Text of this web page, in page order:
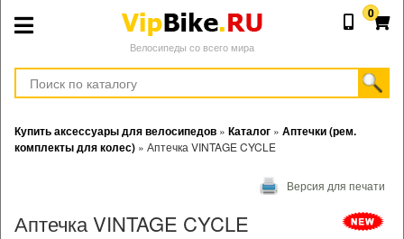
Велосипеды со всего мира
0
Купить аксессуары для велосипедов » Каталог » Аптечки (рем.
комплекты для колес) » Аптечка VINTAGE CYCLE
Версия для печати
Аптечка VINTAGE CYCLE